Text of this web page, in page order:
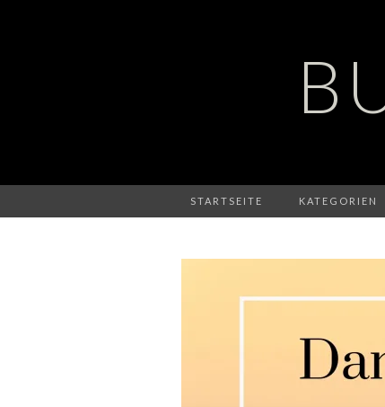
STARTSEITE KATEGORIEN